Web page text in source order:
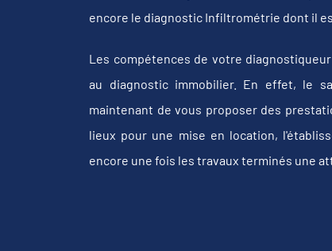
encore le diagnostic Infiltrométrie dont il
Les compétences de votre diagnostiqueur
au diagnostic immobilier. En effet, le
maintenant de vous proposer des
lieux pour une mise en location,
encore une fois les travaux terminés une